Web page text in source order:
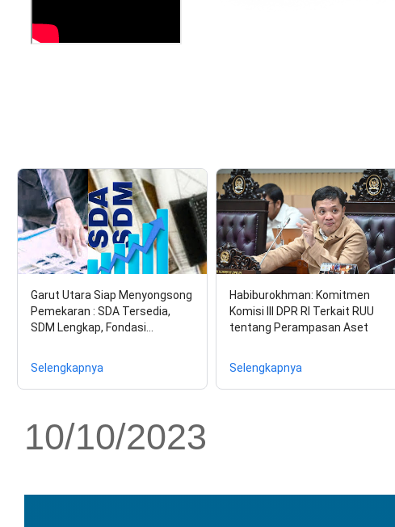
Garut Utara Siap Menyongsong
Pemekaran : SDA Tersedia,
SDM Lengkap, Fondasi…
Selengkapnya
Habiburokhman: Komitmen
Komisi III DPR RI Terkait RUU
tentang Perampasan Aset
Selengkapnya
10/10/2023